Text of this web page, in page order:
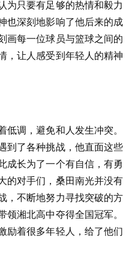
为只要有足够的热情和毅力
也深刻地影响了他后来的成
画每一位球员与篮球之间的
，让人感受到年轻人的精神
调，避免和人发生冲突。
到了各种挑战，他直面这些
成长为了一个有自信，有勇
的对手们，桑田南光并没有
，不断地努力寻找突破的方
湘北高中夺得全国冠军。
励着很多年轻人，给了他们